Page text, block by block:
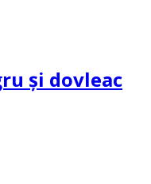
și dovleac